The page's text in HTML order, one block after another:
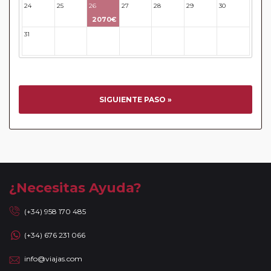
viajen al REINO UNIDO recordar que entró en vigor la
AUTORIZACIÓN ELECTRÓNICA DE VIAJE ETA obligatoria
este requisito y cómo realizar su solicitud, le invitamos a
https://www.gov.uk/guidance/apply-for-an-electronic-travel-
Circuitos con Avión incluido:En aquellos circuitos que
tienen vuelos internos incluidos, hay una fecha límite para
reserva y emitido el billete, un error posterior en el nombre
o un nombre incompleto, puede provocar la invalidez del
billete emitido y la necesidad de tener que emitir un nuevo
generados de cancelación y nueva emisión. Hacer una
plazas en los mismos vuelos previstos. Las compañías
24 25 26
2070€
27 28 29 30
31
SIGUIENTE PASO »
¿Necesitas Ayuda?
(+34) 958 170 485
(+34) 676 231 066
info@viajas.com